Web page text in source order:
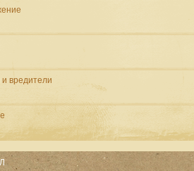
вредители